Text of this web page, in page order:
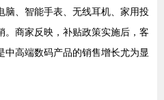
脑、智能手表、无线耳机、家用投
。商家反映，补贴政策实施后，客
高端数码产品的销售增长尤为显